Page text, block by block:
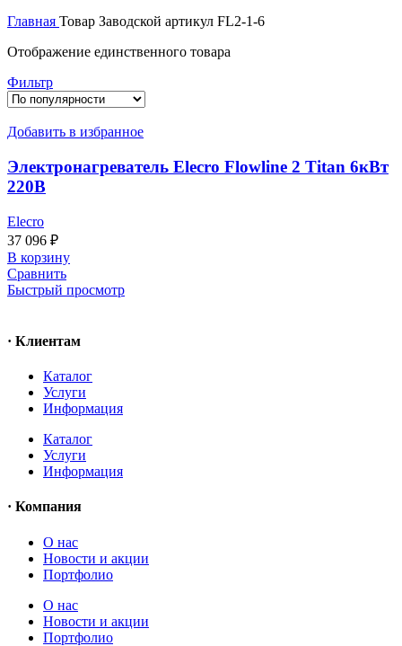
Главная Товар Заводской артикул FL2-1-6
Отображение единственного товара
Фильтр
Добавить в избранное
Электронагреватель Elecro Flowline 2 Titan 6кВт
220В
Elecro
37 096 ₽
В корзину
Сравнить
Быстрый просмотр
· Клиентам
Каталог
Услуги
Информация
Каталог
Услуги
Информация
· Компания
O нас
Новости и акции
Портфолио
O нас
Новости и акции
Портфолио